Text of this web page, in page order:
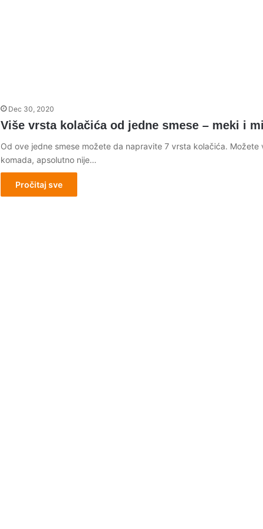
Dec 30, 2020
Više vrsta kolačića od jedne smese – meki i
Od ove jedne smese možete da napravite 7 vrsta kolačića. Možete
komada, apsolutno nije…
Pročitaj sve